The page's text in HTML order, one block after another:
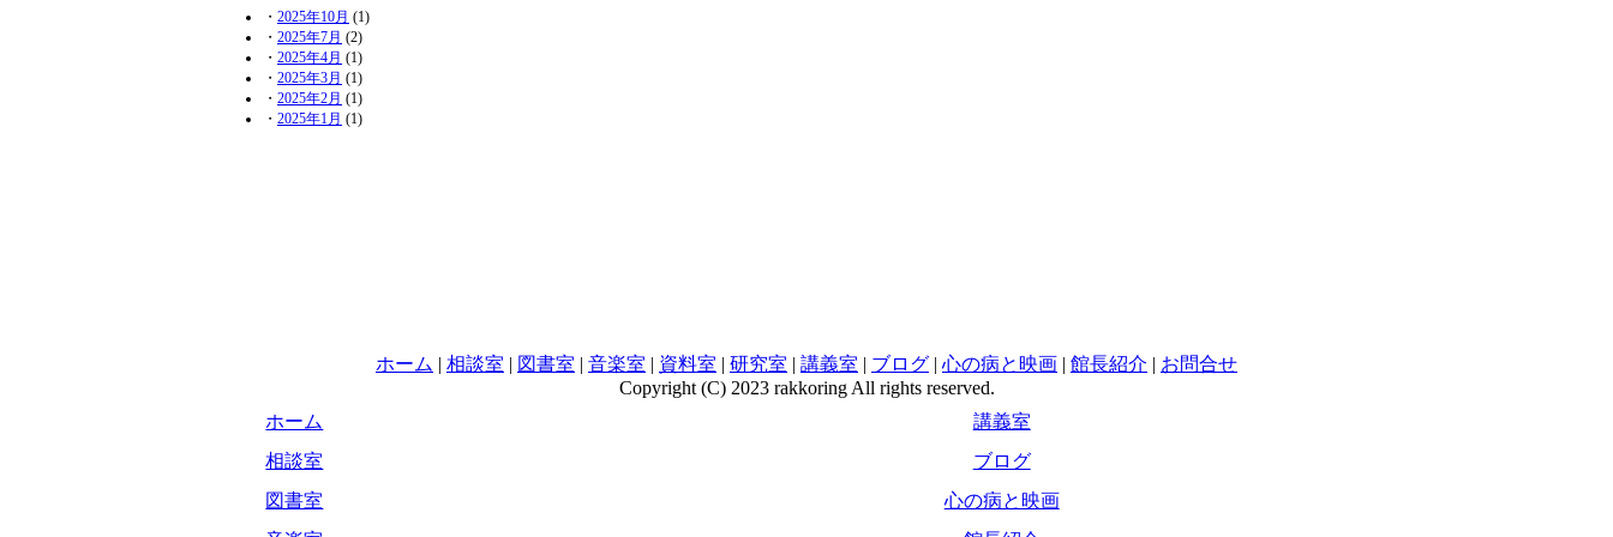
・ 2025年10月 (1)
・ 2025年7月 (2)
・ 2025年4月 (1)
・ 2025年3月 (1)
・ 2025年2月 (1)
・ 2025年1月 (1)
ホーム | 相談室 | 図書室 | 音楽室 | 資料室 | 研究室 | 講義室 | ブログ | 心の病と映画 | 館長紹介 | お問合せ
Copyright (C) 2023 rakkoring All rights reserved.
ホーム
相談室
図書室
講義室
ブログ
心の病と映画